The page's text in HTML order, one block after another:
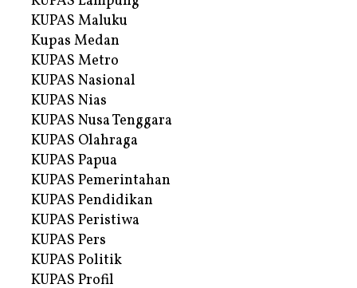
KUPAS Maluku
Kupas Medan
KUPAS Metro
KUPAS Nasional
KUPAS Nias
KUPAS Nusa Tenggara
KUPAS Olahraga
KUPAS Papua
KUPAS Pemerintahan
KUPAS Pendidikan
KUPAS Peristiwa
KUPAS Pers
KUPAS Politik
KUPAS Profil